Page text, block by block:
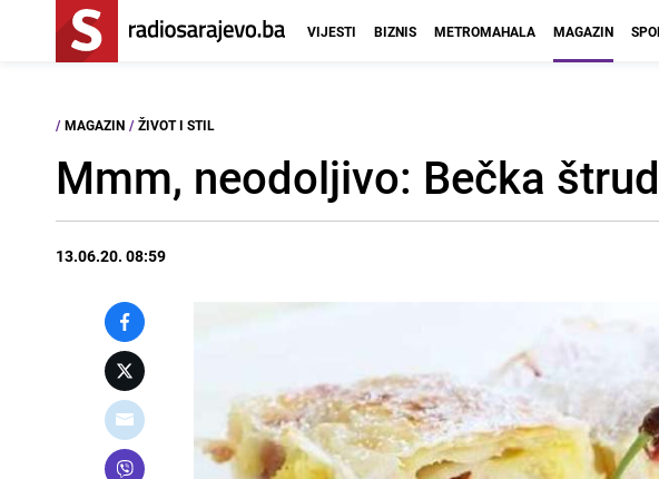
VIJESTI BIZNIS METROMAHALA MAGAZIN
/ MAGAZIN / ŽIVOT I STIL
Mmm, neodoljivo: Bečka
13.06.20. 08:59